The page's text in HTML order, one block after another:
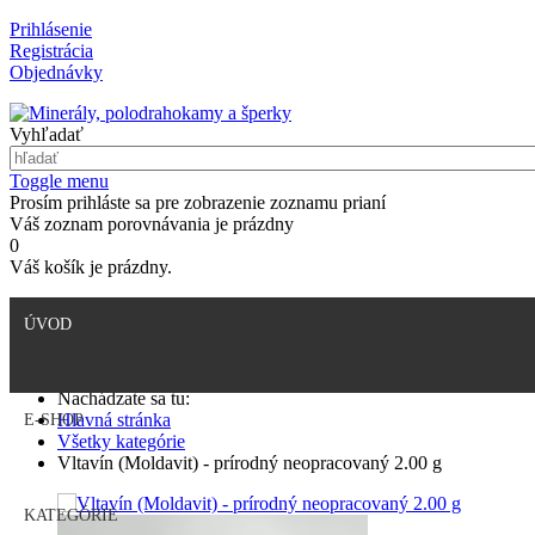
Prihlásenie
Registrácia
Objednávky
Vyhľadať
Toggle menu
Prosím prihláste sa pre zobrazenie zoznamu prianí
Váš zoznam porovnávania je prázdny
0
Váš košík je prázdny.
ÚVOD
E-SHOP
KATEGÓRIE
Nachádzate sa tu:
Hlavná stránka
Všetky kategórie
Vltavín (Moldavit) - prírodný neopracovaný 2.00 g